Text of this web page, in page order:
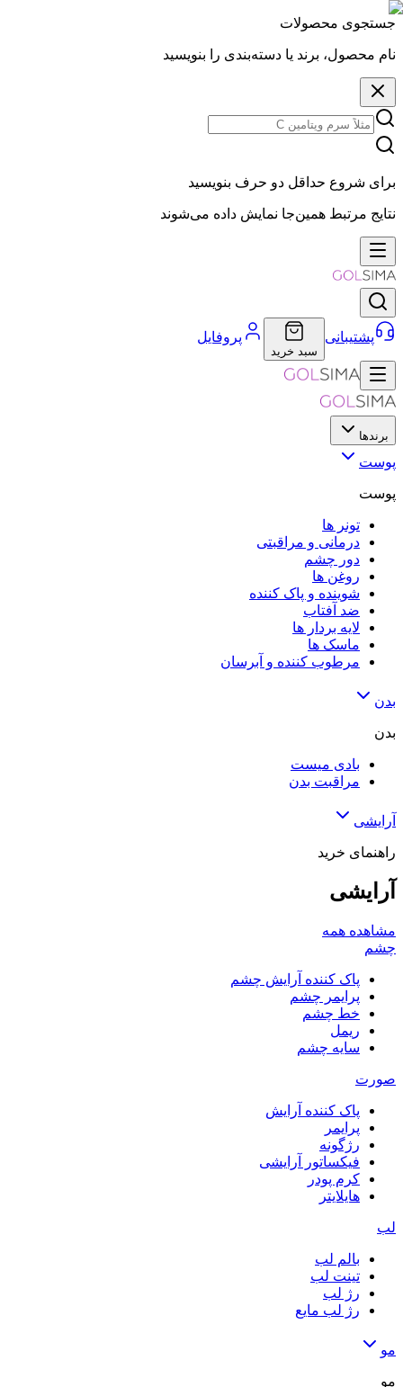
جستجوی محصولات
نام محصول، برند یا دسته‌بندی را بنویسید
برای شروع حداقل دو حرف بنویسید
نتایج مرتبط همین‌جا نمایش داده می‌شوند
پشتیبانی
سبد خرید
پروفایل
برندها
پوست
پوست
تونر ها
درمانی و مراقبتی
دور چشم
روغن ها
شوینده و پاک کننده
ضد آفتاب
لایه‌ بردار ها
ماسک ها
مرطوب کننده و آبرسان
بدن
بدن
بادی میست
مراقبت بدن
آرایشی
راهنمای خرید
آرایشی
مشاهده همه
چشم
پاک کننده آرایش چشم
پرایمر چشم
خط چشم
ریمل
سایه چشم
صورت
پاک کننده آرایش
پرایمر
رژگونه
فیکساتور آرایشی
کرم پودر
هایلایتر
لب
بالم لب
تینت لب
رژ لب
رژ لب مایع
مو
مو